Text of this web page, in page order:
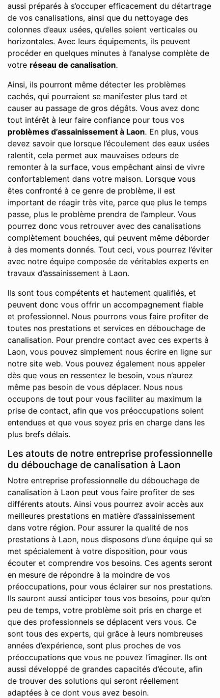
aussi préparés à s’occuper efficacement du détartrage
de vos canalisations, ainsi que du nettoyage des
colonnes d’eaux usées, qu’elles soient verticales ou
horizontales. Avec leurs équipements, ils peuvent
procéder en quelques minutes à l’analyse complète de
votre réseau de canalisation.
Ainsi, ils pourront même détecter les problèmes
cachés, qui pourraient se manifester plus tard et
causer au passage de gros dégâts. Vous avez donc
tout intérêt à leur faire confiance pour tous vos
problèmes d’assainissement à Laon. En plus, vous
devez savoir que lorsque l’écoulement des eaux usées
ralentit, cela permet aux mauvaises odeurs de
remonter à la surface, vous empêchant ainsi de vivre
confortablement dans votre maison. Lorsque vous
êtes confronté à ce genre de problème, il est
important de réagir très vite, parce que plus le temps
passe, plus le problème prendra de l’ampleur. Vous
pourrez donc vous retrouver avec des canalisations
complètement bouchées, qui peuvent même déborder
à des moments donnés. Tout ceci, vous pourrez l’éviter
avec notre équipe composée de véritables experts en
travaux d’assainissement à Laon.
Ils sont tous compétents et hautement qualifiés, et
peuvent donc vous offrir un accompagnement fiable
et professionnel. Nous pourrons vous faire profiter de
toutes nos prestations et services en débouchage de
canalisation. Pour prendre contact avec ces experts à
Laon, vous pouvez simplement nous écrire en ligne sur
notre site web. Vous pouvez également nous appeler
dès que vous en ressentez le besoin, vous n’aurez
même pas besoin de vous déplacer. Nous nous
occupons de tout pour vous faciliter au maximum la
prise de contact, afin que vos préoccupations soient
entendues et que vous soyez pris en charge dans les
plus brefs délais.
Les atouts de notre entreprise professionnelle
du débouchage de canalisation à Laon
Notre entreprise professionnelle du débouchage de
canalisation à Laon peut vous faire profiter de ses
différents atouts. Ainsi vous pourrez avoir accès aux
meilleures prestations en matière d’assainissement
dans votre région. Pour assurer la qualité de nos
prestations à Laon, nous disposons d’une équipe qui se
met spécialement à votre disposition, pour vous
écouter et comprendre vos besoins. Ces agents seront
en mesure de répondre à la moindre de vos
préoccupations, pour vous éclairer sur nos prestations.
Ils sauront aussi anticiper tous vos besoins, pour qu’en
peu de temps, votre problème soit pris en charge et
que des professionnels se déplacent vers vous. Ce
sont tous des experts, qui grâce à leurs nombreuses
années d’expérience, sont plus proches de vos
préoccupations que vous ne pouvez l’imaginer. Ils ont
aussi développé de grandes capacités d’écoute, afin
de trouver des solutions qui seront réellement
adaptées à ce dont vous avez besoin.